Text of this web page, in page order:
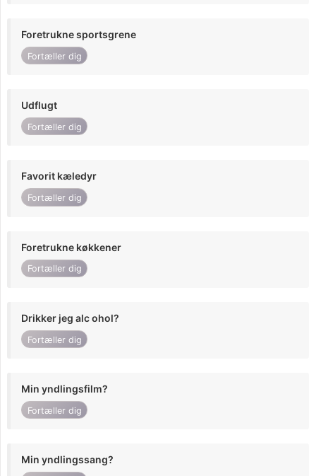
Foretrukne sportsgrene
Fortæller dig
Udflugt
Fortæller dig
Favorit kæledyr
Fortæller dig
Foretrukne køkkener
Fortæller dig
Drikker jeg alc ohol?
Fortæller dig
Min yndlingsfilm?
Fortæller dig
Min yndlingssang?